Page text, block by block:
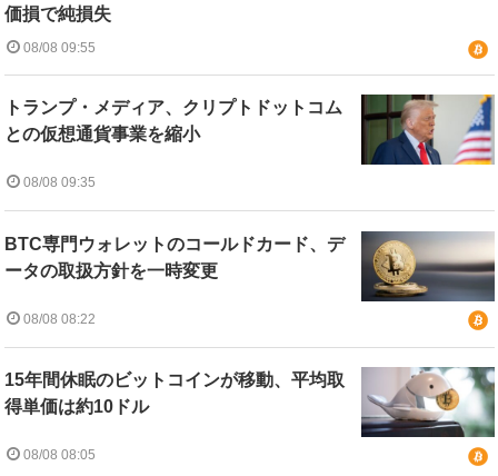
価損で純損失
08/08 09:55
トランプ・メディア、クリプトドットコム
との仮想通貨事業を縮小
08/08 09:35
BTC専門ウォレットのコールドカード、デ
ータの取扱方針を一時変更
08/08 08:22
15年間休眠のビットコインが移動、平均取
得単価は約10ドル
08/08 08:05